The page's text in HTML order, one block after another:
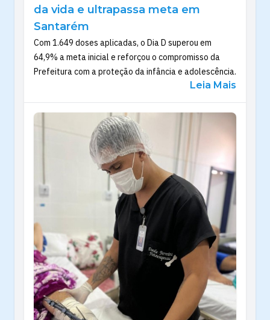
da vida e ultrapassa meta em
Santarém
Com 1.649 doses aplicadas, o Dia D superou em
64,9% a meta inicial e reforçou o compromisso da
Prefeitura com a proteção da infância e adolescência.
Leia Mais